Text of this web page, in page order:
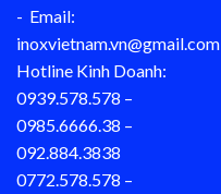
- Email:
inoxvietnam.vn@gmail.com
Hotline Kinh Doanh:
0939.578.578 –
0985.6666.38 –
092.884.3838
0772.578.578 –